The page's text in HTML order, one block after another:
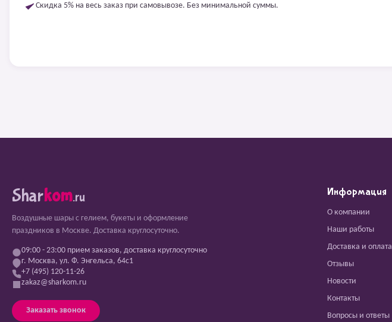
Скидка 5% на весь заказ при самовывозе. Без минимальной суммы.
Sharkom.ru
Воздушные шары с гелием, букеты и оформление
праздников в Москве. Доставка круглосуточно.
09:00 - 23:00 прием заказов, доставка круглосуточно
г. Москва, ул. Ф. Энгельса, 64с1
+7 (495) 120-11-26
zakaz@sharkom.ru
Заказать звонок
Информация
О компании
Наши работы
Доставка и оплата
Отзывы
Новости
Контакты
Вопросы и ответы